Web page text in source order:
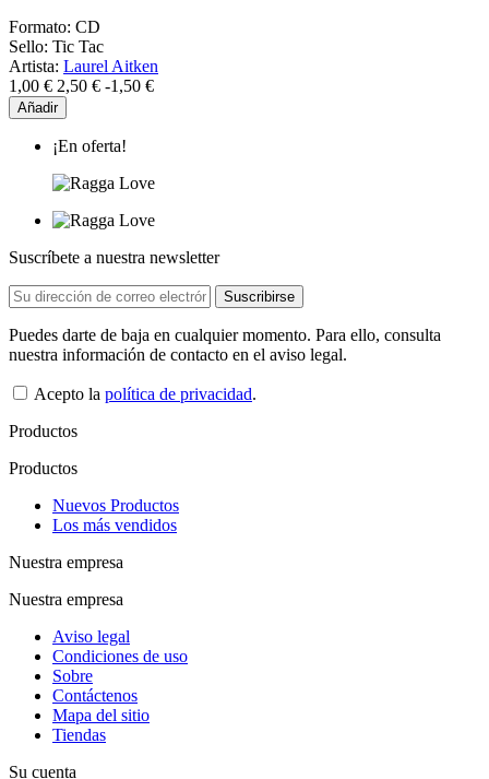
Formato: CD
Sello: Tic Tac
Artista: Laurel Aitken
1,00 € 2,50 € -1,50 €
Añadir
¡En oferta!
Suscríbete a nuestra newsletter
Puedes darte de baja en cualquier momento. Para ello, consulta
nuestra información de contacto en el aviso legal.
Acepto la política de privacidad.
Productos
Productos
Nuevos Productos
Los más vendidos
Nuestra empresa
Nuestra empresa
Aviso legal
Condiciones de uso
Sobre
Contáctenos
Mapa del sitio
Tiendas
Su cuenta